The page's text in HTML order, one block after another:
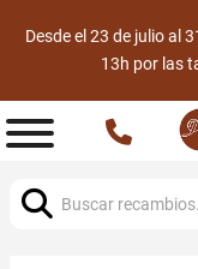
Desde el 23 de julio al
13h por las